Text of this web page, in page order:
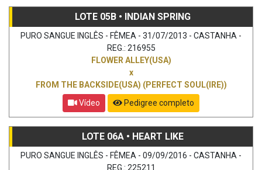
LOTE 05B • INDIAN SPRING
PURO SANGUE INGLÊS - FÊMEA - 31/07/2013 - CASTANHA -
REG.: 216955
FLOWER ALLEY(USA)
x
FROM THE BACKSIDE(USA) (PERFECT SOUL(IRE))
Vídeo
Pedigree completo
LOTE 06A • HEART LIKE
PURO SANGUE INGLÊS - FÊMEA - 09/09/2016 - CASTANHA -
REG.: 225211